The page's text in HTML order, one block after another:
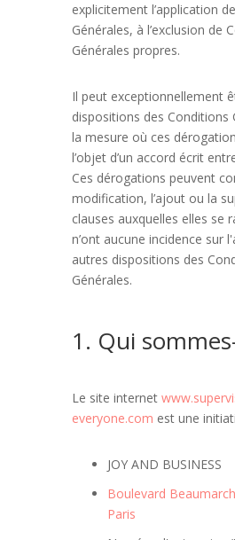
explicitement l’application
Générales, à l’exclusion de
Générales propres.
Il peut exceptionnellement
dispositions des Conditions
la mesure où ces
l’objet d’un accord écrit
Ces dérogations peuvent
modification, l’ajout ou la
clauses auxquelles elles se
n’ont aucune incidence sur
autres dispositions des
Générales.
1. Qui
Le site internet
everyone.com est une
JOY AND BUSINESS
Boulevard
Paris